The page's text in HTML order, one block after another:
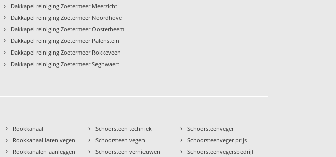
› Dakkapel reiniging Zoetermeer Meerzicht
› Dakkapel reiniging Zoetermeer Noordhove
› Dakkapel reiniging Zoetermeer Oosterheem
› Dakkapel reiniging Zoetermeer Palenstein
› Dakkapel reiniging Zoetermeer Rokkeveen
› Dakkapel reiniging Zoetermeer Seghwaert
› Rookkanaal
› Rookkanaal laten vegen
› Rookkanalen aanleggen
› Schoorsteen techniek
› Schoorsteen vegen
› Schoorsteen vernieuwen
› Schoorsteenveger
› Schoorsteenveger prijs
› Schoorsteenvegersbedrijf